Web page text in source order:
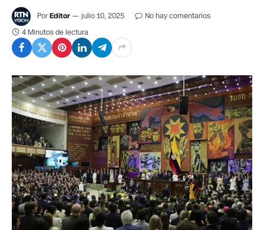
PorEditor julio 10, 2025
No hay comentarios
4 Minutos de lectura